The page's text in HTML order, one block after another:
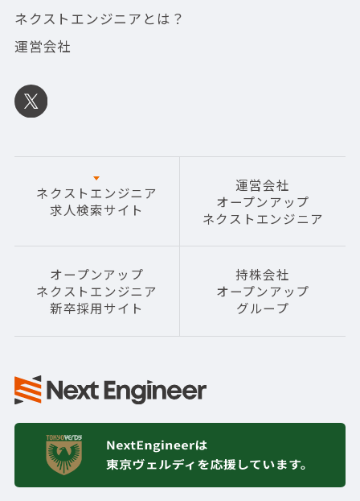
ネクストエンジニアとは？
運営会社
ネクストエンジニア
求人検索サイト
運営会社
オープンアップ
ネクストエンジニア
オープンアップ
ネクストエンジニア
新卒採用サイト
持株会社
オープンアップ
グループ